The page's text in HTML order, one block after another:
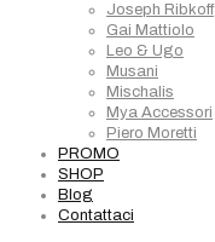
Joseph Ribkoff
Gai Mattiolo
Leo & Ugo
Musani
Mischalis
Mya Accessori
Piero Moretti
PROMO
SHOP
Blog
Contattaci